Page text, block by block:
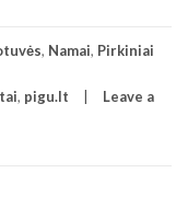
, Namai, Pirkiniai
, pigu.lt Leave a